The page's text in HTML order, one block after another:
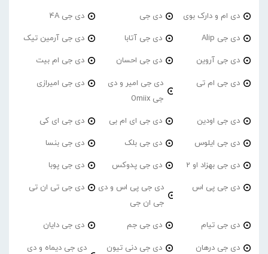
دی ام و دارک بوی دی جی دی جی 4A
دی جی Alip دی جی آتابا دی جی آرمین تیک
دی جی آروین دی جی احسان دی جی ام بیت
دی جی ام تی
دی جی امیر و دی
جی Omiix
دی جی امیرازی
دی جی اودین دی جی ای ام بی دی جی ای کی
دی جی ایلوس دی جی بلک دی جی بنسا
دی جی بهزاد او 2 دی جی پدوکس دی جی پوبا
دی جی پی اس
دی جی پی اس و دی
جی ان جی
دی جی تی ان تی
دی جی تیام دی جی جم دی جی دایان
دی جی درهان دی جی دنی تیون
دی جی دیماه و دی